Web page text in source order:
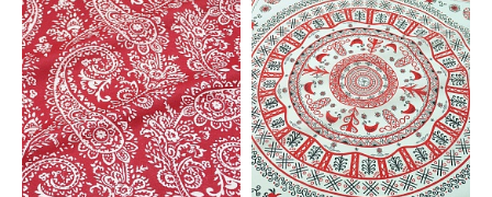
Подписаться
Ознакомлен(а) сПолитикой обработки персональных
данныхи даюСогласие на обработку персональных
данных
ДаюСогласие на получение рекламных и
информационных рассылок